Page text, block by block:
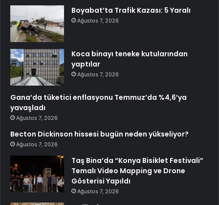
Boyabat’ta Trafik Kazası: 5 Yaralı
Ağustos 7, 2026
Koca binayı teneke kutularından
yaptılar
Ağustos 7, 2026
Gana’da tüketici enflasyonu Temmuz’da %4,6’ya
yavaşladı
Ağustos 7, 2026
Becton Dickinson hissesi bugün neden yükseliyor?
Ağustos 7, 2026
Taş Bina’da “Konya Bisiklet Festivali”
Temalı Video Mapping ve Drone
Gösterisi Yapıldı
Ağustos 7, 2026